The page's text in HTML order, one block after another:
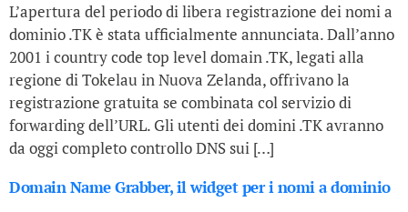
L’apertura del periodo di libera registrazione dei nomi a
dominio .TK è stata ufficialmente annunciata. Dall’anno
2001 i country code top level domain .TK, legati alla
regione di Tokelau in Nuova Zelanda, offrivano la
registrazione gratuita se combinata col servizio di
forwarding dell’URL. Gli utenti dei domini .TK avranno
da oggi completo controllo DNS sui […]
Domain Name Grabber, il widget per i nomi a dominio